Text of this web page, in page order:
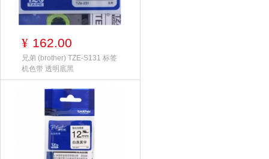
¥ 162.00
兄弟 (brother) TZE-S131 标签
机色带 透明底黑